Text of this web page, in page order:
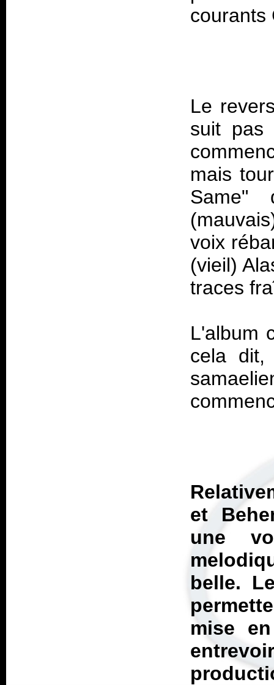
Le
suit pas
mais
Same"
voix
(vieil)
L'album
cela dit,
et
une
belle.
mise